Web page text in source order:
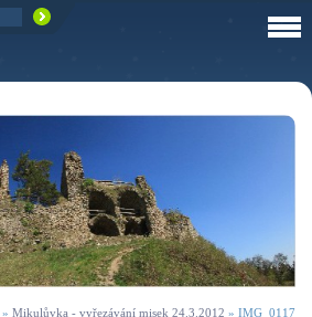
» Mikulůvka - vyřezávání misek 24.3.2012 » IMG_0117